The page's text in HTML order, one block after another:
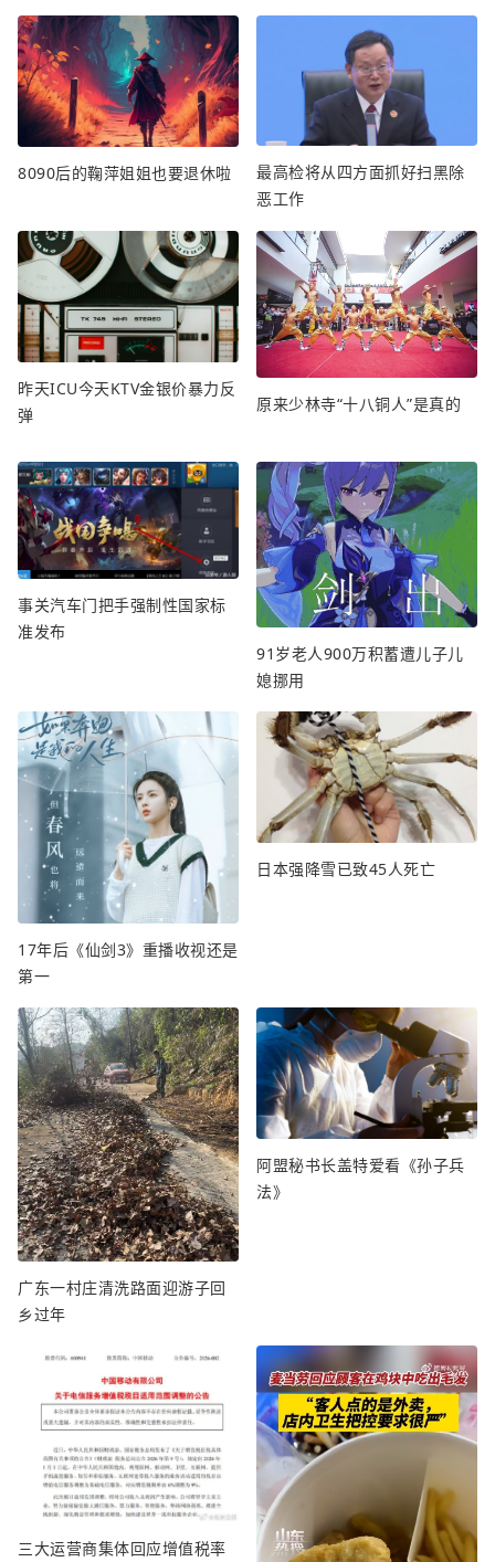
8090后的鞠萍姐姐也要退休啦
最高检将从四方面抓好扫黑除
恶工作
昨天ICU今天KTV金银价暴力反
弹
原来少林寺“十八铜人”是真的
事关汽车门把手强制性国家标
准发布
91岁老人900万积蓄遭儿子儿
媳挪用
17年后《仙剑3》重播收视还是
第一
日本强降雪已致45人死亡
广东一村庄清洗路面迎游子回
乡过年
阿盟秘书长盖特爱看《孙子兵
法》
三大运营商集体回应增值税率